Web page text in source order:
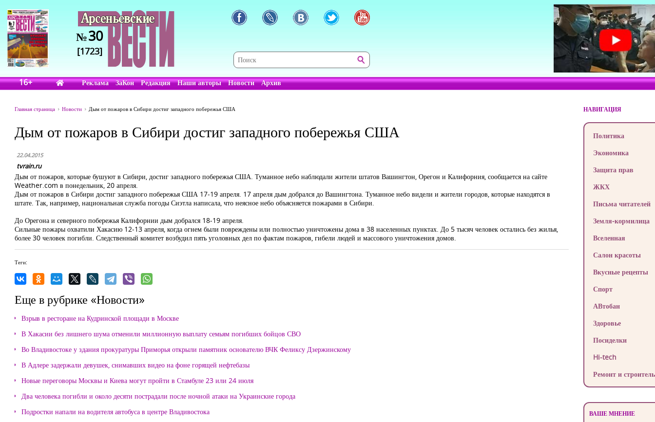
№30
[1723]
16+ Реклама ЗаКон Редакция Наши авторы Новости Архив
Главная страница Новости Дым от пожаров в Сибири достиг западного побережья США
Дым от пожаров в Сибири достиг западного побережья США
22.04.2015
tvrain.ru
Дым от пожаров, которые бушуют в Сибири, достиг западного побережья США. Туманное небо наблюдали жители штатов Вашингтон, Орегон и Калифорния, сообщается на сайте
Weather.com в понедельник, 20 апреля.
Дым от пожаров в Сибири достиг западного побережья США 17-19 апреля. 17 апреля дым добрался до Вашингтона. Туманное небо видели и жители городов, которые находятся в
штате. Так, например, национальная служба погоды Сиэтла написала, что неясное небо объясняется пожарами в Сибири.
До Орегона и северного побережья Калифорнии дым добрался 18-19 апреля.
Сильные пожары охватили Хакасию 12-13 апреля, когда огнем были повреждены или полностью уничтожены дома в 38 населенных пунктах. До 5 тысяч человек остались без жилья,
более 30 человек погибли. Следственный комитет возбудил пять уголовных дел по фактам пожаров, гибели людей и массового уничтожения домов.
Теги:
Еще в рубрике «Новости»
Взрыв в ресторане на Кудринской площади в Москве
В Хакасии без лишнего шума отменили миллионную выплату семьям погибших бойцов СВО
Во Владивостоке у здания прокуратуры Приморья открыли памятник основателю ВЧК Феликсу Дзержинскому
В Адлере задержали девушек, снимавших видео на фоне горящей нефтебазы
Новые переговоры Москвы и Киева могут пройти в Стамбуле 23 или 24 июля
Два человека погибли и около десяти пострадали после ночной атаки на Украинские города
Подростки напали на водителя автобуса в центре Владивостока
НАВИГАЦИЯ
Политика
Экономика
Защита прав
ЖКХ
Письма читателей
Земля-кормилица
Вселенная
Салон красоты
Вкусные рецепты
Спорт
АВтобан
Здоровье
Посиделки
Hi-tech
Ремонт и
ВАШЕ МНЕНИЕ